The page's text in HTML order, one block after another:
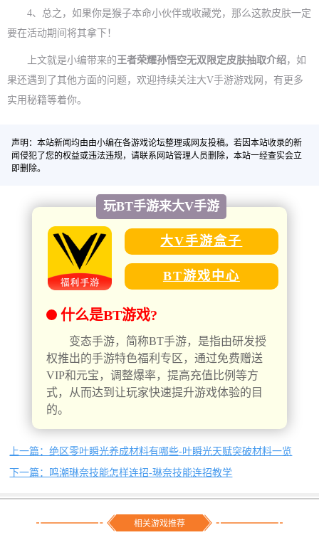
4、总之，如果你是猴子本命小伙伴或收藏党，那么这款皮肤一定
要在活动期间将其拿下！
上文就是小编带来的王者荣耀孙悟空无双限定皮肤抽取介绍，如
果还遇到了其他方面的问题，欢迎持续关注大V手游游戏网，有更多
实用秘籍等着你。
声明：本站新闻均由由小编在各游戏论坛整理或网友投稿。若因本站收录的新
闻侵犯了您的权益或违法违规，请联系网站管理人员删除，本站一经查实会立
即删除。
玩BT手游来大V手游
大V手游盒子
BT游戏中心
什么是BT游戏?
变态手游，简称BT手游，是指由研发授
权推出的手游特色福利专区，通过免费赠送
VIP和元宝，调整爆率，提高充值比例等方
式，从而达到让玩家快速提升游戏体验的目
的。
上一篇：绝区零叶瞬光养成材料有哪些-叶瞬光天赋突破材料一览
下一篇：鸣潮琳奈技能怎样连招-琳奈技能连招教学
相关游戏推荐